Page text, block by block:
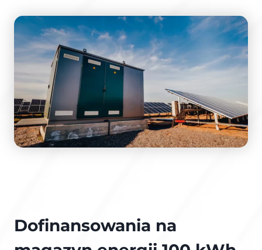
Dofinansowania na